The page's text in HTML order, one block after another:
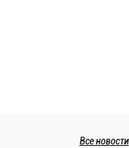
Все новости